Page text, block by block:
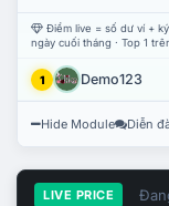
Điểm live = số dư ví +
ngày cuối tháng · Top 1
1 Demo123
Hide Module Diễn
LIVE PRICE